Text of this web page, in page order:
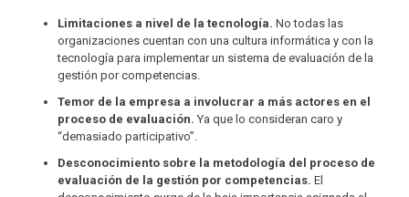
Limitaciones a nivel de la tecnología. No todas las
organizaciones cuentan con una cultura informática y con la
tecnología para implementar un sistema de evaluación de la
gestión por competencias.
Temor de la empresa a involucrar a más actores en el
proceso de evaluación. Ya que lo consideran caro y
“demasiado participativo”.
Desconocimiento sobre la metodología del proceso de
evaluación de la gestión por competencias. El